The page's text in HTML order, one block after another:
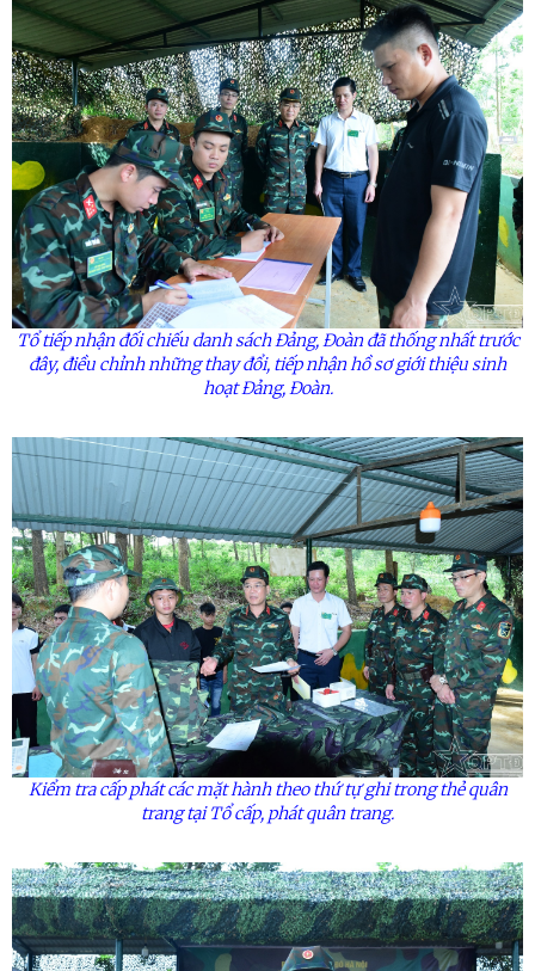
Tổ tiếp nhận đối chiếu danh sách Đảng, Đoàn đã thống nhất trước
đây, điều chỉnh những thay đổi, tiếp nhận hồ sơ giới thiệu sinh
hoạt Đảng, Đoàn.
Kiểm tra cấp phát các mặt hành theo thứ tự ghi trong thẻ quân
trang tại Tổ cấp, phát quân trang.